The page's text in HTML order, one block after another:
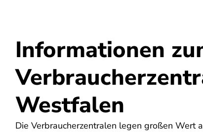
Informationen
Westfalen
Die Verbraucherzentralen legen großen Wert